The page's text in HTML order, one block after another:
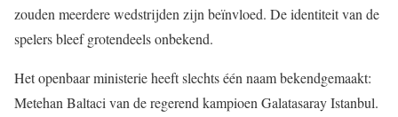
zouden meerdere wedstrijden zijn beïnvloed. De identiteit van de
spelers bleef grotendeels onbekend.
Het openbaar ministerie heeft slechts één naam bekendgemaakt:
Metehan Baltaci van de regerend kampioen Galatasaray Istanbul.